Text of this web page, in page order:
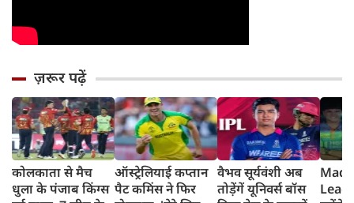
ज़रूर पढ़ें
कोलकाता से मैच
धुला के पंजाब किंग्स
ऑस्ट्रेलियाई कप्तान
पैट कमिंस ने फिर
वैभव सूर्यवंशी अब
तोड़ेंगें यूनिवर्स बॉस